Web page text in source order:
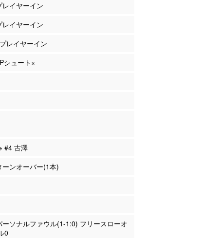
イヤーイン
イヤーイン
レイヤーイン
シュート×
#4 古澤
ンオーバー(1本)
ーソナルファウル(1-1:0) フリースローオ
0